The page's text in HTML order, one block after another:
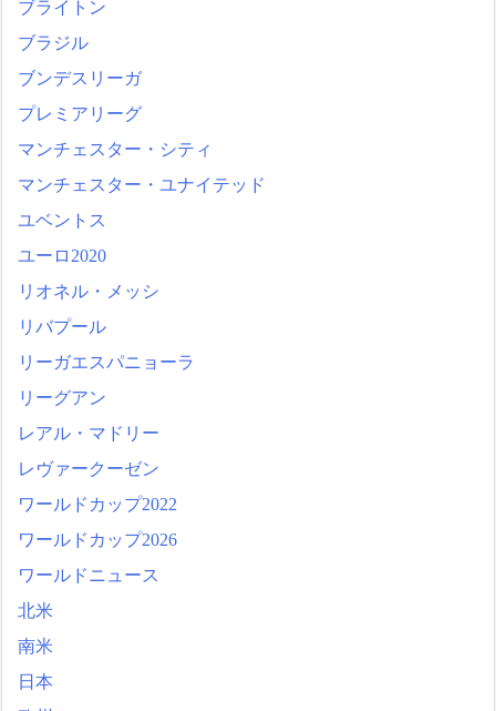
ブライトン
ブラジル
ブンデスリーガ
プレミアリーグ
マンチェスター・シティ
マンチェスター・ユナイテッド
ユベントス
ユーロ2020
リオネル・メッシ
リバプール
リーガエスパニョーラ
リーグアン
レアル・マドリー
レヴァークーゼン
ワールドカップ2022
ワールドカップ2026
ワールドニュース
北米
南米
日本